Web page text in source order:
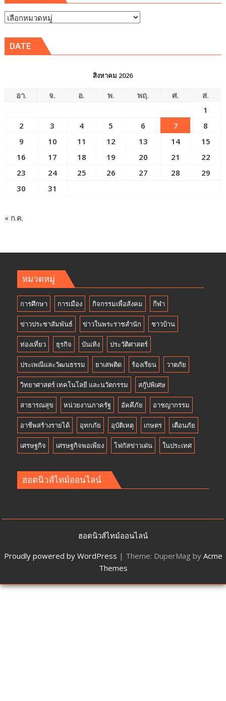
หัวข้อ
DATE
สิงหาคม 2026
อา. จ. อ. พ. พฤ. ศ.
ส.
1
2
3 4 5 6 7
8
9
10 11 12 13 14
15
16
17 18 19 20 21
22
23
24 25 26 27 28
29
30
31
« ก.ค.
หมวดหมู่
การศึกษา การเมือง กิจกรรมเพื่อสังคม กีฬา
ข่าวประชาสัมพันธ์ ข่าวในพระราชสำนัก ชาวบ้าน
ท่องเที่ยว ธุรกิจ บันเทิง ประวัติศาสตร์
ประเพณีและวัฒนธรรม ยาเสพติด ร้องเรียน วาตภัย
วิทยาศาสตร์ เทคโนโลยี และนวัตกรรม สกู๊ปพิเศษ
สาธารณสุข หน่วยงานภาครัฐ อัคคีภัย อาชญากรรม
อาชีพสร้างรายได้ อุทกภัย อุบัติเหตุ เกษตร เตือนภัย
เศรษฐกิจ เศรษฐกิจพอเพียง โฟกัสข่าวเด่น ในประเทศ
ฮอตนิวส์ไทม์ออนไลน์
ฮอตนิวส์ไทม์ออนไลน์
Proudly powered by WordPress | Theme: DuperMag by Acme
Themes